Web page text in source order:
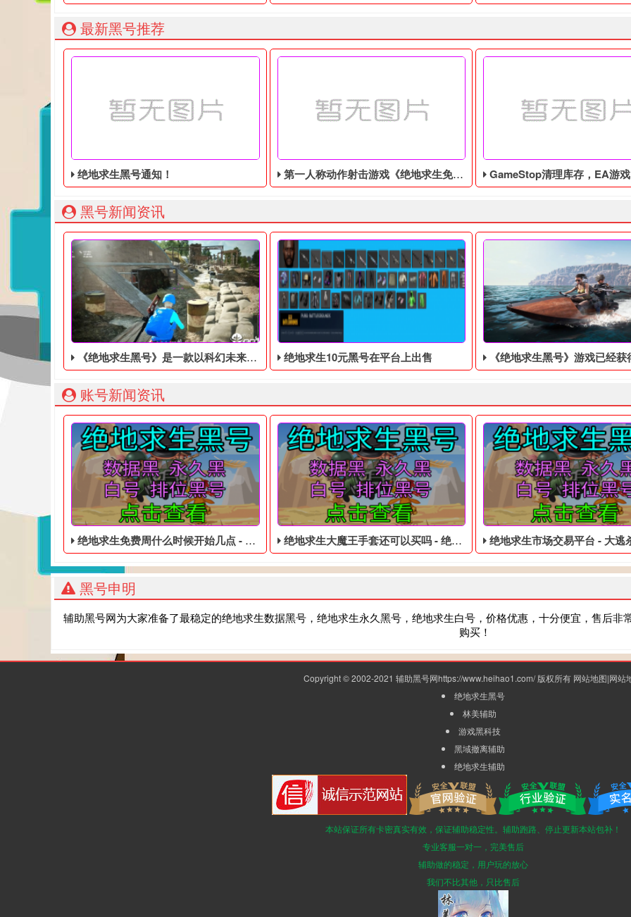
最新黑号推荐
绝地求生黑号通知！ 第一人称动作射击游戏《绝地求生免费辅助》今日登陆主机平台 GameStop清理库存，EA游戏《圣歌》以1
黑号新闻资讯
《绝地求生黑号》是一款以科幻未来为主题的动作冒险游戏 绝地求生10元黑号在平台上出售 《绝地求生黑号》游戏已经获得了50多个年
账号新闻资讯
绝地求生免费周什么时候开始几点 - 吃鸡免费的账号 绝地求生大魔王手套还可以买吗 - 绝地求生低价的临时黑号 绝地求生市场交易平台 - 大逃杀低价的
黑号申明
辅助黑号网为大家准备了最稳定的绝地求生数据黑号，绝地求生永久黑号，绝地求生白号，价格优惠，十分便宜，售后
购买！
Copyright © 2002-2021 辅助黑号网https://www.heihao1.com/ 版权所有 网站地图|网站
绝地求生黑号
林美辅助
游戏黑科技
黑域撤离辅助
绝地求生辅助
本站保证所有卡密真实有效，保证辅助稳定性。辅助跑路、停止更新本站包补！
专业客服一对一，完美售后
辅助做的稳定，用户玩的放心
我们不比其他，只比售后